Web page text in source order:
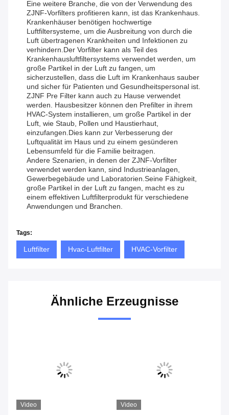
Eine weitere Branche, die von der Verwendung des
ZJNF-Vorfilters profitieren kann, ist das Krankenhaus.
Krankenhäuser benötigen hochwertige
Luftfiltersysteme, um die Ausbreitung von durch die
Luft übertragenen Krankheiten und Infektionen zu
verhindern.Der Vorfilter kann als Teil des
Krankenhausluftfiltersystems verwendet werden, um
große Partikel in der Luft zu fangen, um
sicherzustellen, dass die Luft im Krankenhaus sauber
und sicher für Patienten und Gesundheitspersonal ist.
ZJNF Pre Filter kann auch zu Hause verwendet
werden. Hausbesitzer können den Prefilter in ihrem
HVAC-System installieren, um große Partikel in der
Luft, wie Staub, Pollen und Haustierhaut,
einzufangen.Dies kann zur Verbesserung der
Luftqualität im Haus und zu einem gesünderen
Lebensumfeld für die Familie beitragen.
Andere Szenarien, in denen der ZJNF-Vorfilter
verwendet werden kann, sind Industrieanlagen,
Gewerbegebäude und Laboratorien.Seine Fähigkeit,
große Partikel in der Luft zu fangen, macht es zu
einem effektiven Luftfilterprodukt für verschiedene
Anwendungen und Branchen.
Tags:
Luftfilter Hvac-Luftfilter HVAC-Vorfilter
Ähnliche Erzeugnisse
Video Video